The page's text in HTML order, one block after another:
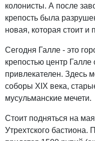
колонисты. А после
крепость была
новая, которая стоит и
Сегодня Галле - это
крепостью центр Галле
привлекателен. Здесь
соборы XIX века,
мусульманские мечети.
Стоит подняться на
Утрехтского бастиона.